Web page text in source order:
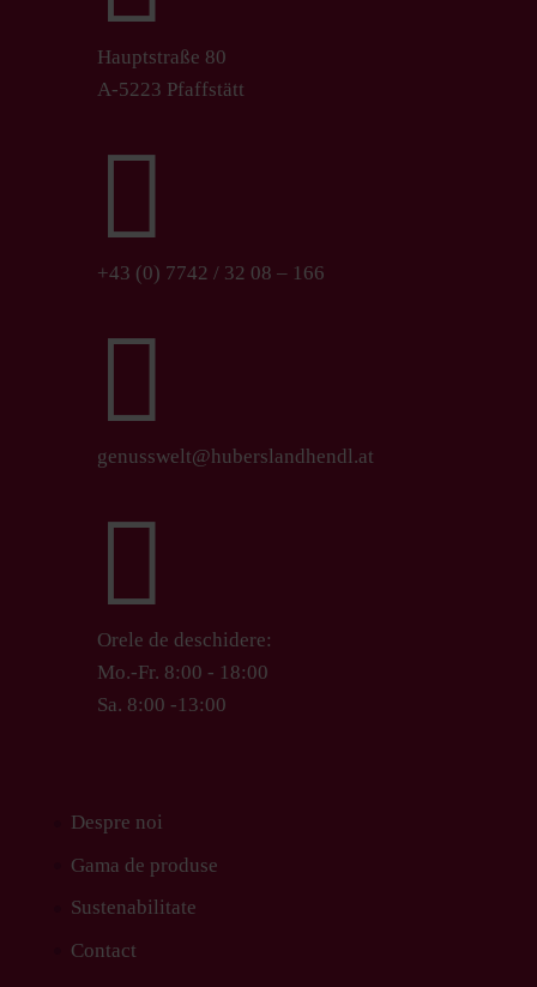
Hauptstraße 80
A-5223 Pfaffstätt

+43 (0) 7742 / 32 08 – 166

genusswelt@huberslandhendl.at

Orele de deschidere:
Mo.-Fr. 8:00 - 18:00
Sa. 8:00 -13:00
Despre noi
Gama de produse
Sustenabilitate
Contact